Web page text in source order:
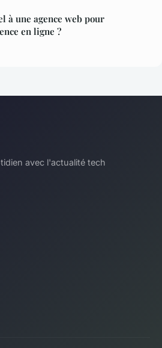
à une agence web pour
en ligne ?
avec l'actualité tech